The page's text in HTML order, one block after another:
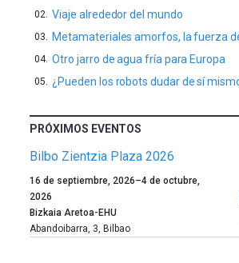
Viaje alrededor del mundo
Metamateriales amorfos, la fuerza
Otro jarro de agua fría para Europa
¿Pueden los robots dudar de sí
PRÓXIMOS EVENTOS
Bilbo Zientzia Plaza 2026
Un
año
más,
Bilbao
16 de septiembre, 2026–4 de octubre,
2026
Bizkaia Aretoa-EHU
Abandoibarra, 3, Bilbao